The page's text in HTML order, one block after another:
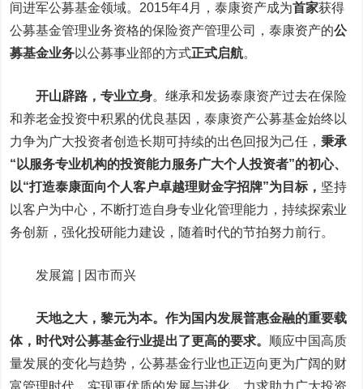
间进军公募基金领域。2015年4月，泰康资产成为首家获得
公募基金管理业务资格的保险资产管理公司，泰康资产的公
募基金业务以公募事业部的方式正式启航。
开山辟路，专业立身。继承和发扬泰康资产过去在保险
和养老金投资中积累的优良基因，泰康资产公募基金始终以
力争为广大投资者创造长期可持续的出色回报为己任，秉承
“以服务专业机构的投资能力服务广大个人投资者”的初心、
以“打造泰康面向个人客户卓越理财金字招牌”为目标， 坚持
以客户为中心，不断打造自身专业化管理能力，持续探索业
务创新，强化投研能力建设，随着时代的节拍努力前行。
发展篇 | 因市而兴
天地之大，黎元为本。作为国内发展普惠金融的重要载
体，时代对公募基金行业提出了更高的要求。 顺应中国高质
量发展的变化与趋势，公募基金行业也正迈向更为广阔的财
富管理时代，实现更优质的发展与进化，力求助力广大投资